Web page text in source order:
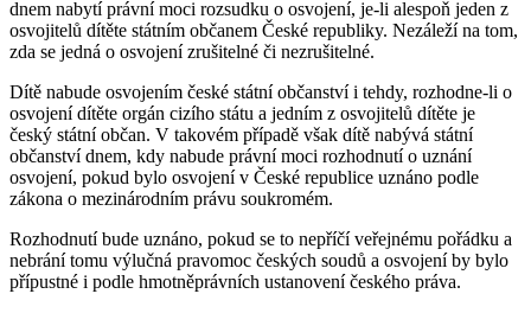
dnem nabytí právní moci rozsudku o osvojení, je-li alespoň jeden z
osvojitelů dítěte státním občanem České republiky. Nezáleží na tom,
zda se jedná o osvojení zrušitelné či nezrušitelné.
Dítě nabude osvojením české státní občanství i tehdy, rozhodne-li o
osvojení dítěte orgán cizího státu a jedním z osvojitelů dítěte je
český státní občan. V takovém případě však dítě nabývá státní
občanství dnem, kdy nabude právní moci rozhodnutí o uznání
osvojení, pokud bylo osvojení v České republice uznáno podle
zákona o mezinárodním právu soukromém.
Rozhodnutí bude uznáno, pokud se to nepříčí veřejnému pořádku a
nebrání tomu výlučná pravomoc českých soudů a osvojení by bylo
přípustné i podle hmotněprávních ustanovení českého práva.